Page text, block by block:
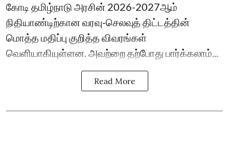
கோடி தமிழ்நாடு அரசின் 2026-2027ஆம்
நிதியாண்டிற்கான வரவு-செலவுத் திட்டத்தின்
மொத்த மதிப்பு குறித்த விவரங்கள்
வெளியாகியுள்ளன. அவற்றை தற்போது பார்க்கலாம்...
Read More